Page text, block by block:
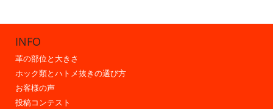
INFO
革の部位と大きさ
ホック類とハトメ抜きの選び方
お客様の声
投稿コンテスト